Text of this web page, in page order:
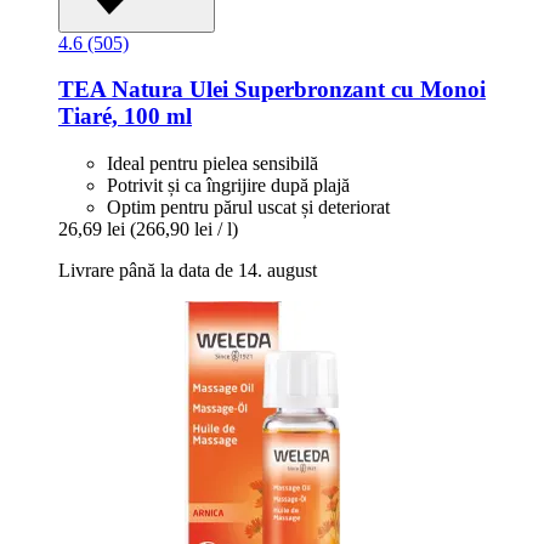
4.6 (505)
TEA Natura Ulei Superbronzant cu Monoi
Tiaré, 100 ml
Ideal pentru pielea sensibilă
Potrivit și ca îngrijire după plajă
Optim pentru părul uscat și deteriorat
26,69 lei (266,90 lei / l)
Livrare până la data de 14. august